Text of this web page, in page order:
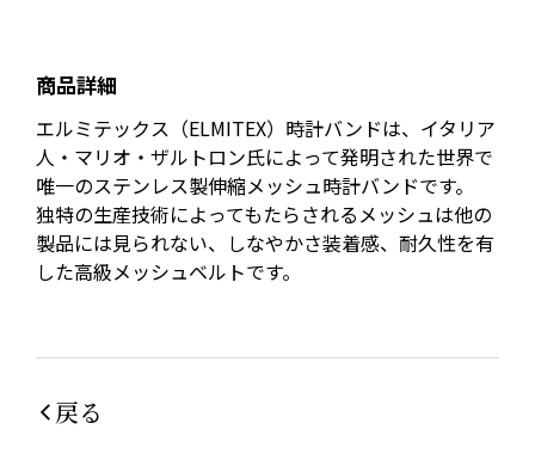
商品詳細
エルミテックス（ELMITEX）時計バンドは、イタリア
人・マリオ・ザルトロン氏によって発明された世界で
唯一のステンレス製伸縮メッシュ時計バンドです。
独特の生産技術によってもたらされるメッシュは他の
製品には見られない、しなやかさ装着感、耐久性を有
した高級メッシュベルトです。
戻る